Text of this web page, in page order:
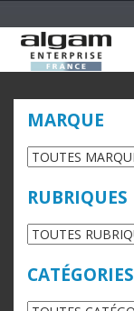
MARQUE
RUBRIQUES
CATÉGORIES